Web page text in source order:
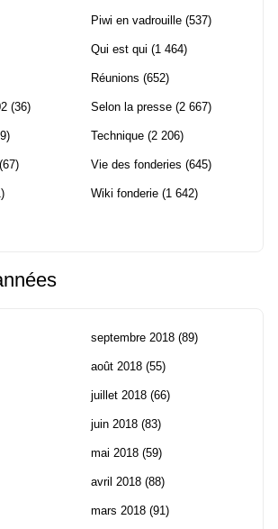
(36)
Piwi en vadrouille (537)
Qui est qui (1 464)
Réunions (652)
Selon la presse (2 667)
Technique (2 206)
Vie des fonderies (645)
Wiki fonderie (1 642)
septembre 2018 (89)
août 2018 (55)
juillet 2018 (66)
juin 2018 (83)
mai 2018 (59)
avril 2018 (88)
mars 2018 (91)